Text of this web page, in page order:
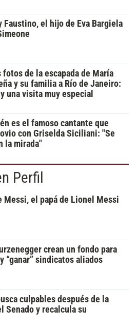
Faustino, el hijo de Eva Bargiela
fotos de la escapada de María
y su familia a Río de Janeiro:
una visita muy especial
es el famoso cantante que
con Griselda Siciliani: "Se
la mirada"
Perfil
Messi, el papá de Lionel Messi
crean un fondo para
“ganar” sindicatos aliados
culpables después de la
Senado y recalcula su